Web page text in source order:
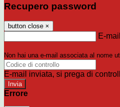
Recupero password
button close ×
E-mail
Non hai una e-mail associata al nome
E-mail inviata, si prega di
Errore